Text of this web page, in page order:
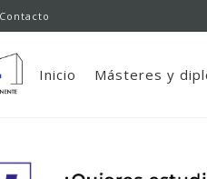
Contacto
Inicio Másteres y